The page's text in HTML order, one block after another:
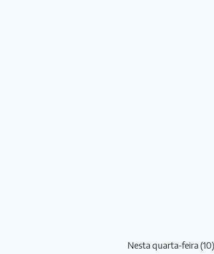
Nesta quarta-feira